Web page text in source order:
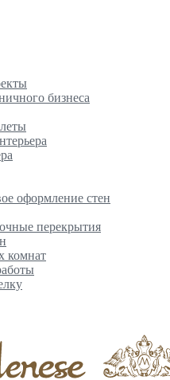
бизнеса
оформление стен
перекрытия
комнат